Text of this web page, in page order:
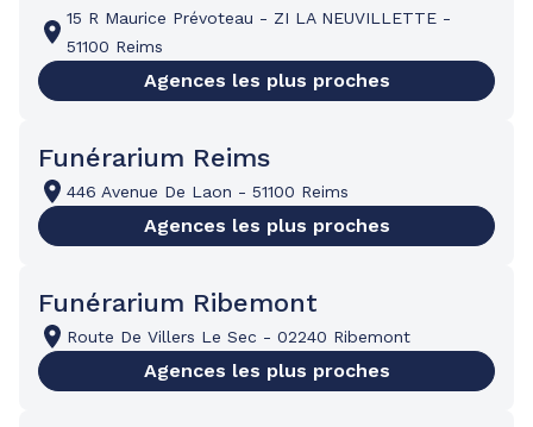
15 R Maurice Prévoteau - ZI LA NEUVILLETTE -
51100 Reims
Agences les plus proches
Funérarium Reims
446 Avenue De Laon - 51100 Reims
Agences les plus proches
Funérarium Ribemont
Route De Villers Le Sec - 02240 Ribemont
Agences les plus proches